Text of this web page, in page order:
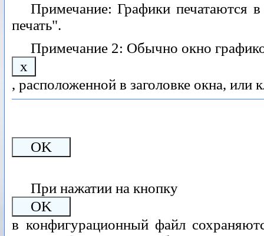
Примечание: Графики печатаются
печать".
Примечание 2: Обычно окно
x
, расположенной в заголовке окна, или
OK
При нажатии на кнопку
OK
в конфигурационный файл